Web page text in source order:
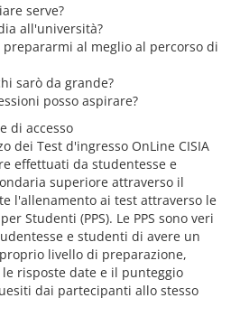
serve?
all'università?
prepararmi al meglio al percorso di
sarò da grande?
posso aspirare?
di accesso
dei Test d'ingresso OnLine CISIA
effettuati da studentesse e
superiore attraverso il
l'allenamento ai test attraverso le
Studenti (PPS). Le PPS sono veri
e studenti di avere un
livello di preparazione,
risposte date e il punteggio
dai partecipanti allo stesso